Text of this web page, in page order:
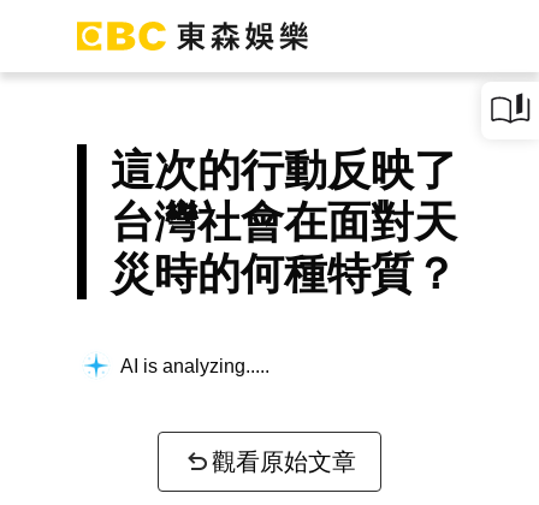
這次的行動反映了
台灣社會在面對天
災時的何種特質？
AI is analyzing...
觀看原始文章